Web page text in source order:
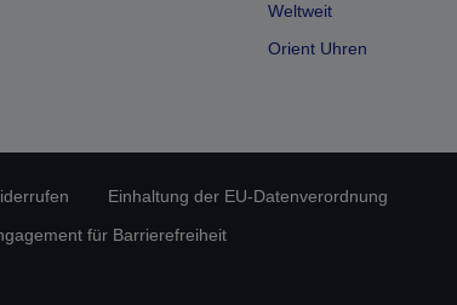
Weltweit
Orient Uhren
Einhaltung der EU-Datenverordnung
für Barrierefreiheit